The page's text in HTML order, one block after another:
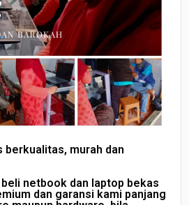
berkualitas, murah dan
netbook dan laptop bekas
dan garansi kami panjang